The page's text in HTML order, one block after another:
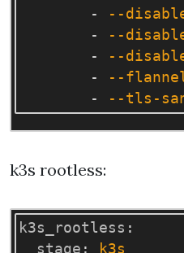
-
--
-
--
-
--
-
--
-
--tls-
k3s rootless:
k3s_rootless :
stage :
k3s